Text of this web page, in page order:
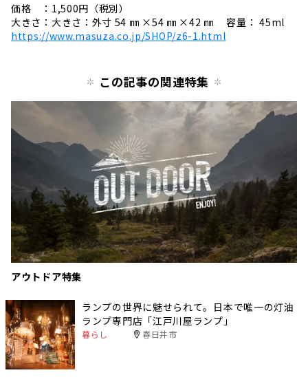
価格 ：1,500円（税別）
大きさ：大きさ：外寸 54 ㎜ ×54 ㎜ ×42 ㎜ 容量： 45ml
https://www.masuza.co.jp/SHOP/z6-1.html
この記事の関連特集
アウトドア特集
ランプの世界に魅せられて。日本で唯一の灯油
ランプ専門店「江戸川屋ランプ」
暮らし 春日井市